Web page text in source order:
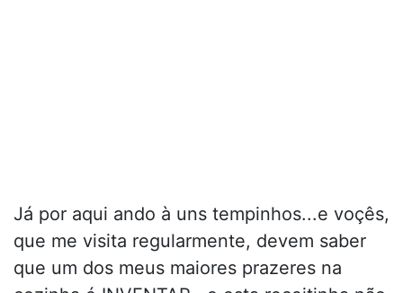
Já por aqui ando à uns tempinhos...e voçês,
que me visita regularmente, devem saber
que um dos meus maiores prazeres na